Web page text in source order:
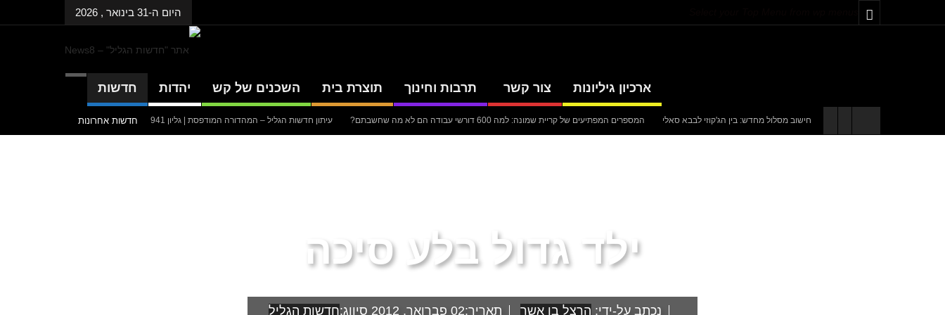
היום ה-31 בינואר , 2026
חדשות יהדות השכנים של קש תוצרת בית תרבות וחינוך צור קשר ארכיון גיליונות
חדשות אחרונות עיתון חדשות הגליל – המהדורה המודפסת | גליון 941 המספרים המפתיעים של קריית שמונה: למה 600 דורשי עבודה הם לא מה שחשבתם? חישוב מסלול מחדש: בין הג'קוזי לבבא סאלי
ילד גדול בלע סיכה
נכתב על-ידי: הרצל בן אשר תאריך:02 פברואר, 2012 סיווג:חדשות הגליל